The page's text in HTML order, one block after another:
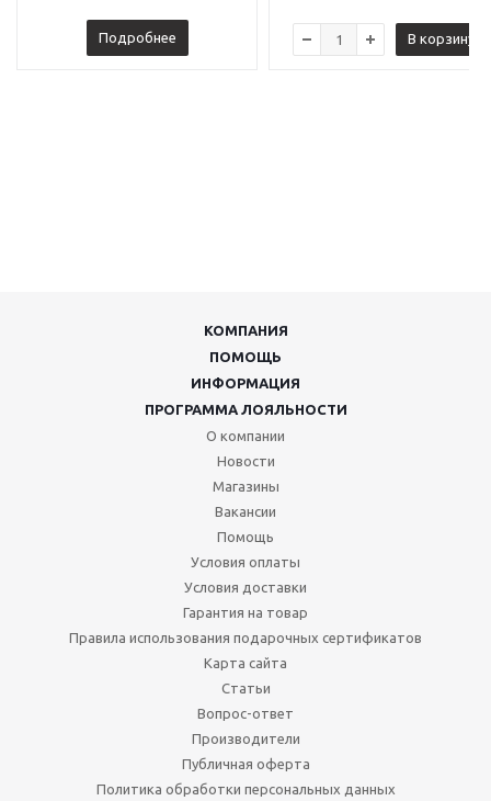
Подробнее В корзину
КОМПАНИЯ
ПОМОЩЬ
ИНФОРМАЦИЯ
ПРОГРАММА ЛОЯЛЬНОСТИ
О компании
Новости
Магазины
Вакансии
Помощь
Условия оплаты
Условия доставки
Гарантия на товар
Правила использования подарочных сертификатов
Карта сайта
Статьи
Вопрос-ответ
Производители
Публичная оферта
Политика обработки персональных данных